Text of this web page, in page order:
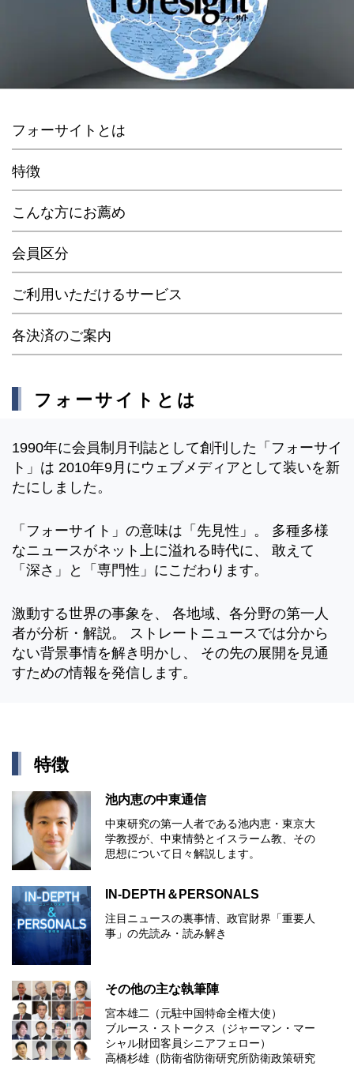
フォーサイトとは
特徴
こんな方にお薦め
会員区分
ご利用いただけるサービス
各決済のご案内
フォーサイトとは
1990年に会員制月刊誌として創刊した「フォーサイ
ト」は 2010年9月にウェブメディアとして装いを新
たにしました。
「フォーサイト」の意味は「先見性」。 多種多様
なニュースがネット上に溢れる時代に、 敢えて
「深さ」と「専門性」にこだわります。
激動する世界の事象を、 各地域、各分野の第一人
者が分析・解説。 ストレートニュースでは分から
ない背景事情を解き明かし、 その先の展開を見通
すための情報を発信します。
特徴
池内恵の中東通信
中東研究の第⼀⼈者である池内恵・東京⼤
学教授が、中東情勢とイスラーム教、その
思想について⽇々解説します。
IN-DEPTH＆PERSONALS
注目ニュースの裏事情、政官財界「重要人
事」の先読み・読み解き
その他の主な執筆陣
宮本雄二（元駐中国特命全権大使）
ブルース・ストークス（ジャーマン・マー
シャル財団客員シニアフェロー）
高橋杉雄（防衛省防衛研究所防衛政策研究